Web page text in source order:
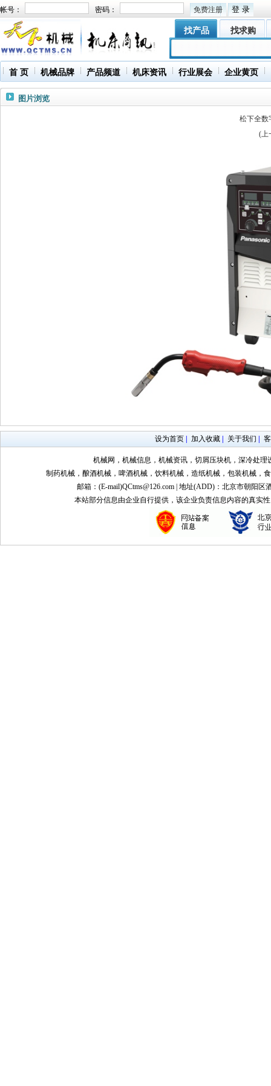
帐号： 密码： 免费注册
找产品 找求购
首 页 机械品牌 产品频道 机床资讯 行业展会 企业黄页
图片浏览
松下全数
(上
设为首页 加入收藏 关于我们
机械网，机械信息，机械资讯，切屑压块机，深冷处
制药机械，酿酒机械，啤酒机械，饮料机械，造纸机械，包装机械，
邮箱：(E-mail)QCtms@126.com | 地址(ADD)：北京市朝阳
本站部分信息由企业自行提供，该企业负责信息内容的真实